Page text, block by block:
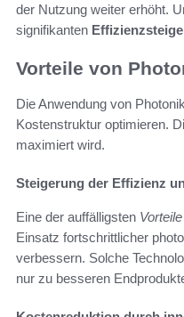
der Nutzung weiter erhöht.
signifikanten
Vorteile von
Die Anwendung von
Kostenstruktur optimieren.
maximiert wird.
Steigerung der Effizienz
Eine der auffälligsten
Einsatz fortschrittlicher
verbessern. Solche
nur zu besseren